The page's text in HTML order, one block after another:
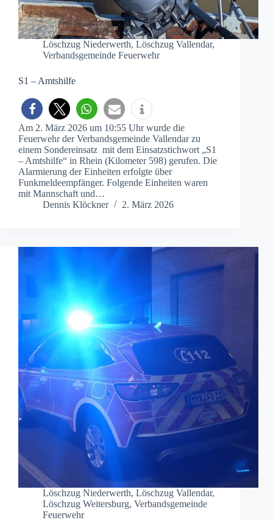
Löschzug Niederwerth, Löschzug Vallendar,
Verbandsgemeinde Feuerwehr
S1 – Amtshilfe
Am 2. März 2026 um 10:55 Uhr wurde die
Feuerwehr der Verbandsgemeinde Vallendar zu
einem Sondereinsatz mit dem Einsatzstichwort „S1
– Amtshilfe“ in Rhein (Kilometer 598) gerufen. Die
Alarmierung der Einheiten erfolgte über
Funkmeldeempfänger. Folgende Einheiten waren
mit Mannschaft und…
Dennis Klöckner
2. März 2026
Löschzug Niederwerth, Löschzug Vallendar,
Löschzug Weitersburg, Verbandsgemeinde
Feuerwehr